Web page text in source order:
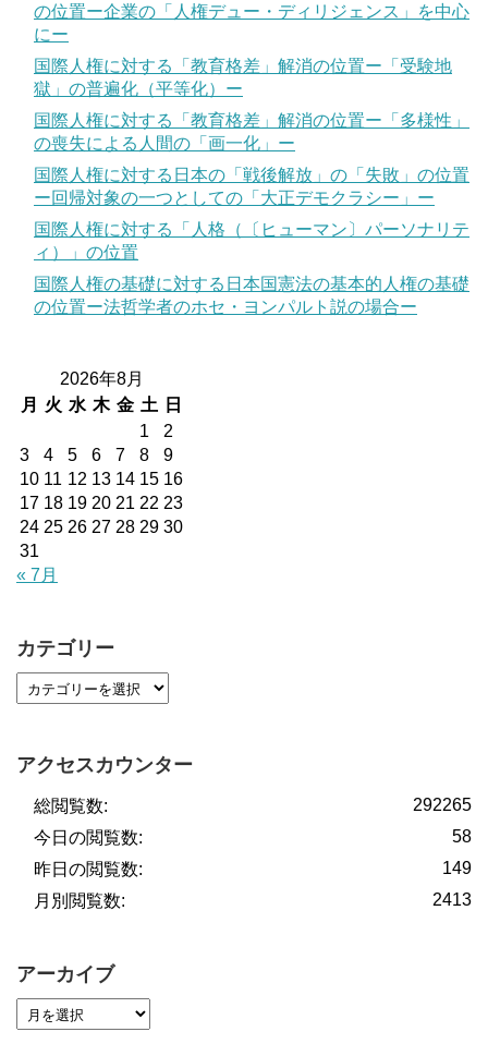
の位置ー企業の「人権デュー・ディリジェンス」を中心
にー
国際人権に対する「教育格差」解消の位置ー「受験地
獄」の普遍化（平等化）ー
国際人権に対する「教育格差」解消の位置ー「多様性」
の喪失による人間の「画一化」ー
国際人権に対する日本の「戦後解放」の「失敗」の位置
ー回帰対象の一つとしての「大正デモクラシー」ー
国際人権に対する「人格（〔ヒューマン〕パーソナリテ
ィ）」の位置
国際人権の基礎に対する日本国憲法の基本的人権の基礎
の位置ー法哲学者のホセ・ヨンパルト説の場合ー
2026年8月
月
火 水 木 金 土
日
1
2
3
4 5 6 7 8
9
10 11 12 13 14 15 16
17 18 19 20 21 22 23
24 25 26 27 28 29 30
31
« 7月
カテゴリー
アクセスカウンター
292265
総閲覧数:
58
今日の閲覧数:
149
昨日の閲覧数:
2413
月別閲覧数:
アーカイブ